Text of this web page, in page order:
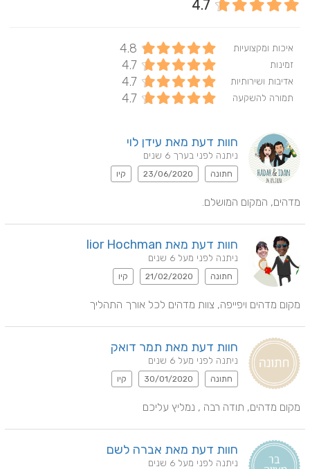
4.7
איכות ומקצועיות 4.8
זמינות 4.7
אדיבות ושירותיות 4.7
תמורה להשקעה 4.7
חוות דעת מאת עידן לוי
ניתנה לפני בערך 6 שנים
חתונה 23/06/2020 קיו
מדהים, המקום המושלם.
חוות דעת מאת lior Hochman
ניתנה לפני מעל 6 שנים
חתונה 21/02/2020 קיו
מקום מדהים ויפייפה, צוות מדהים לכל אורך התהליך
חוות דעת מאת תמר דואק
ניתנה לפני מעל 6 שנים
חתונה 30/01/2020 קיו
מקום מדהים, תודה רבה , נמליץ עליכם
חוות דעת מאת אברה לשם
ניתנה לפני מעל 6 שנים